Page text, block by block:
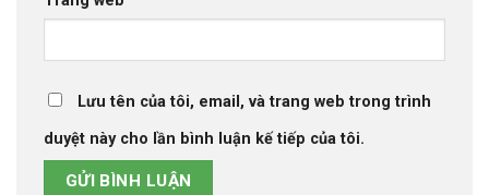
Lưu tên của tôi, email, và trang web trong trình
duyệt này cho lần bình luận kế tiếp của tôi.